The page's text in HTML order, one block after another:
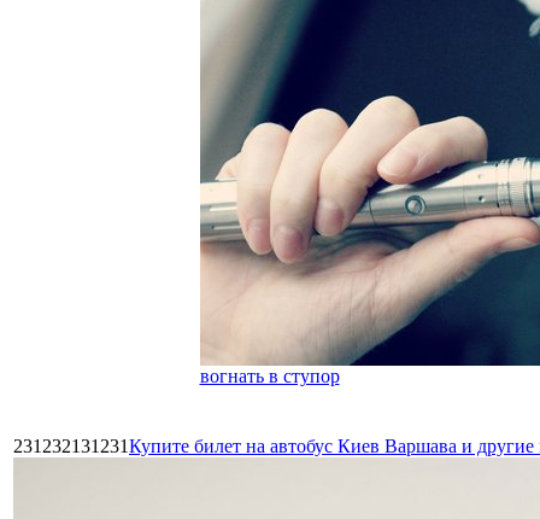
вогнать в ступор
231232131231Купите билет на автобус Киев Варшава и